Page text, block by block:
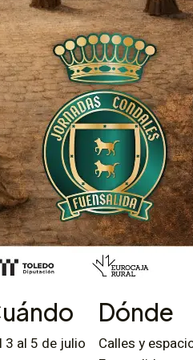
3 al 5 de julio
Dónde
Calles y